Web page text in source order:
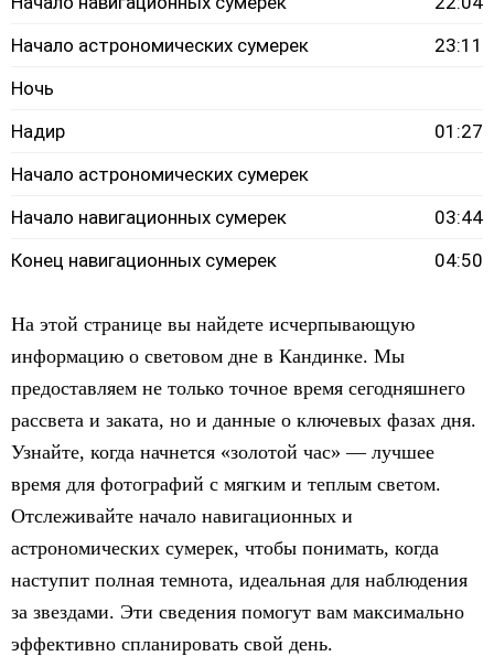
Начало астрономических сумерек
23:11
Ночь
Надир
01:27
Начало астрономических сумерек
Начало навигационных сумерек
03:44
Конец навигационных сумерек
04:50
На этой странице вы найдете исчерпывающую
информацию о световом дне в Кандинке. Мы
предоставляем не только точное время сегодняшнего
рассвета и заката, но и данные о ключевых фазах дня.
Узнайте, когда начнется «золотой час» — лучшее
время для фотографий с мягким и теплым светом.
Отслеживайте начало навигационных и
астрономических сумерек, чтобы понимать, когда
наступит полная темнота, идеальная для наблюдения
за звездами. Эти сведения помогут вам максимально
эффективно спланировать свой день.